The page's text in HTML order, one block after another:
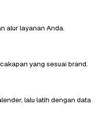
alur layanan Anda.
yang sesuai brand.
lalu latih dengan data